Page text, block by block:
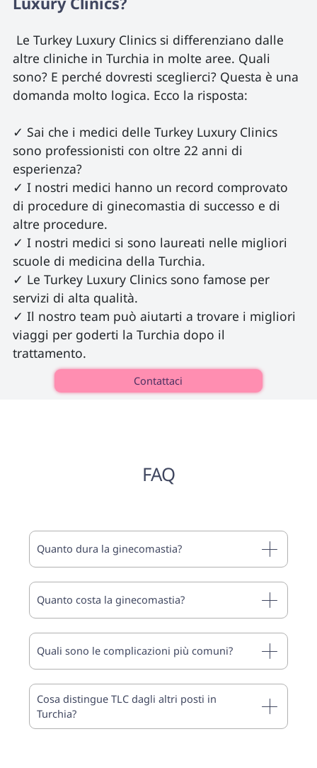
altre cliniche in Turchia in molte aree. Quali
sono? E perché dovresti sceglierci? Questa è una
domanda molto logica. Ecco la risposta:
✓ Sai che i medici delle Turkey Luxury Clinics
sono professionisti con oltre 22 anni di
esperienza?
✓ I nostri medici hanno un record comprovato
di procedure di ginecomastia di successo e di
altre procedure.
✓ I nostri medici si sono laureati nelle migliori
scuole di medicina della Turchia.
✓ Le Turkey Luxury Clinics sono famose per
servizi di alta qualità.
✓ Il nostro team può aiutarti a trovare i migliori
viaggi per goderti la Turchia dopo il
trattamento.
Contattaci
FAQ
Quanto dura la ginecomastia?
Quanto costa la ginecomastia?
Quali sono le complicazioni più comuni?
Cosa distingue TLC dagli altri posti in
Turchia?